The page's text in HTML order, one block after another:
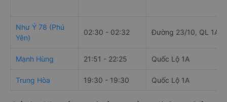
Như Ý 78 (Phú
Yên)
02:30 - 02:32 Đường 23/10, QL 1A
Mạnh Hùng 21:51 - 22:25 Quốc Lộ 1A
Trung Hòa 19:30 - 19:30 Quốc Lộ 1A